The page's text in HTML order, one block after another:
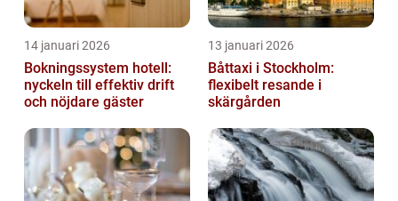
14 januari 2026
Bokningssystem hotell:
nyckeln till effektiv drift
och nöjdare gäster
13 januari 2026
Båttaxi i Stockholm:
flexibelt resande i
skärgården